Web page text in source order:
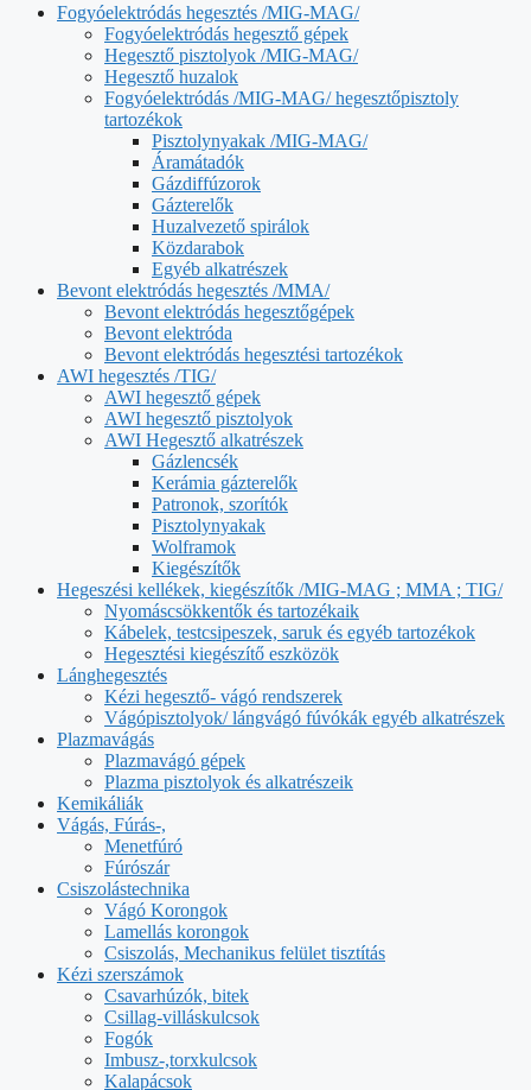
Fogyóelektródás hegesztés /MIG-MAG/
Fogyóelektródás hegesztő gépek
Hegesztő pisztolyok /MIG-MAG/
Hegesztő huzalok
Fogyóelektródás /MIG-MAG/ hegesztőpisztoly
tartozékok
Pisztolynyakak /MIG-MAG/
Áramátadók
Gázdiffúzorok
Gázterelők
Huzalvezető spirálok
Közdarabok
Egyéb alkatrészek
Bevont elektródás hegesztés /MMA/
Bevont elektródás hegesztőgépek
Bevont elektróda
Bevont elektródás hegesztési tartozékok
AWI hegesztés /TIG/
AWI hegesztő gépek
AWI hegesztő pisztolyok
AWI Hegesztő alkatrészek
Gázlencsék
Kerámia gázterelők
Patronok, szorítók
Pisztolynyakak
Wolframok
Kiegészítők
Hegeszési kellékek, kiegészítők /MIG-MAG ; MMA ; TIG/
Nyomáscsökkentők és tartozékaik
Kábelek, testcsipeszek, saruk és egyéb tartozékok
Hegesztési kiegészítő eszközök
Lánghegesztés
Kézi hegesztő- vágó rendszerek
Vágópisztolyok/ lángvágó fúvókák egyéb alkatrészek
Plazmavágás
Plazmavágó gépek
Plazma pisztolyok és alkatrészeik
Kemikáliák
Vágás, Fúrás-,
Menetfúró
Fúrószár
Csiszolástechnika
Vágó Korongok
Lamellás korongok
Csiszolás, Mechanikus felület tisztítás
Kézi szerszámok
Csavarhúzók, bitek
Csillag-villáskulcsok
Fogók
Imbusz-,torxkulcsok
Kalapácsok